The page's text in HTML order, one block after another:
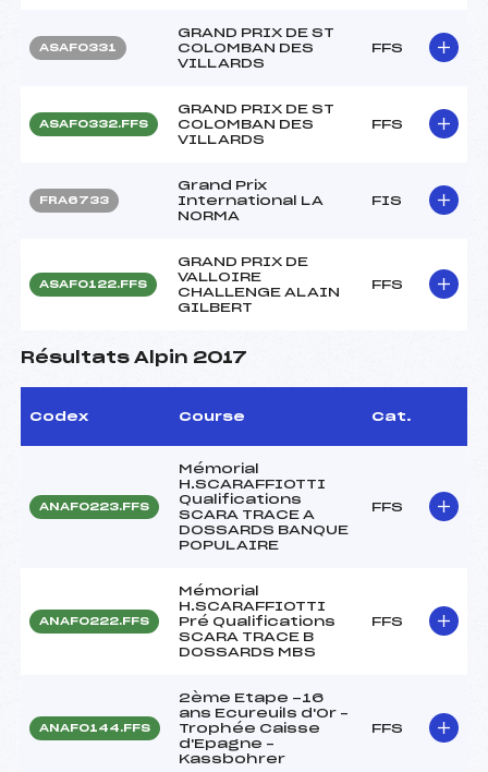
ASAF0331
GRAND PRIX DE ST
COLOMBAN DES
VILLARDS
FFS
ASAF0332.FFS
GRAND PRIX DE ST
COLOMBAN DES
VILLARDS
FFS
FRA6733
Grand Prix
International LA
NORMA
FIS
ASAF0122.FFS
GRAND PRIX DE
VALLOIRE
CHALLENGE ALAIN
GILBERT
FFS
Résultats Alpin 2017
Codex Course Cat.
ANAF0223.FFS
Mémorial
H.SCARAFFIOTTI
Qualifications
SCARA TRACE A
DOSSARDS BANQUE
POPULAIRE
FFS
ANAF0222.FFS
Mémorial
H.SCARAFFIOTTI
Pré Qualifications
SCARA TRACE B
DOSSARDS MBS
FFS
ANAF0144.FFS
2ème Etape -16
ans Ecureuils d'Or –
Trophée Caisse
d'Epagne –
Kassbohrer
FFS